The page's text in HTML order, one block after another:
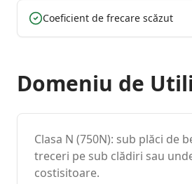
Coeficient de frecare scăzut
Domeniu de
Clasa N (750N): sub plăci de
treceri pe sub clădiri sau
costisitoare.